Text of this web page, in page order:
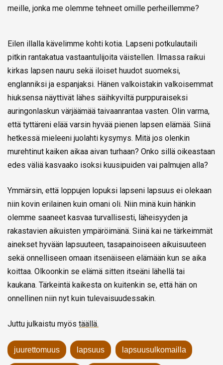
meille, jonka me olemme tehneet omille perheillemme?
Eilen illalla kävelimme kohti kotia. Lapseni potkulautaili
pitkin rantakatua vastaantulijoita väistellen. Ilmassa raikui
kirkas lapsen nauru sekä iloiset huudot suomeksi,
englanniksi ja espanjaksi. Hänen valkoistakin valkoisemmat
hiuksensa näyttivät lähes säihkyviltä purppuraiseksi
auringonlaskun värjäämää taivaanrantaa vasten. Olin varma,
että tyttäreni elää varsin hyvää pienen lapsen elämää. Siinä
hetkessä mieleeni juolahti kysymys. Mitä jos olenkin
murehtinut kaiken aikaa aivan turhaan? Onko sillä oikeastaan
edes väliä kasvaako isoksi kuusipuiden vai palmujen alla?
Ymmärsin, että loppujen lopuksi lapseni lapsuus ei olekaan
niin kovin erilainen kuin omani oli. Niin minä kuin hänkin
olemme saaneet kasvaa turvallisesti, läheisyyden ja
rakastavien aikuisten ympäröimänä. Siinä kai ne tärkeimmät
ainekset hyvään lapsuuteen, tasapainoiseen aikuisuuteen
sekä onnelliseen omaan itsenäiseen elämään kun se aika
koittaa. Olkoonkin se elämä sitten itseäni lähellä tai
kaukana. Tärkeintä kaikesta on kuitenkin se, että hän on
onnellinen niin nyt kuin tulevaisuudessakin.
Juttu julkaistu myös täällä.
juurettomuus lapsuus lapsuusulkomailla